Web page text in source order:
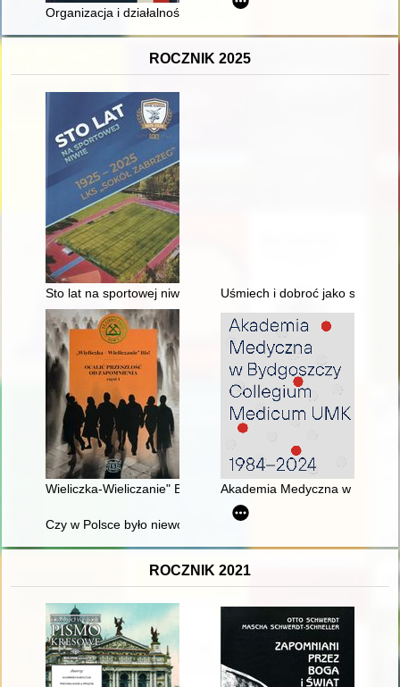
Organizacja i działalność wybranych placówek attachatów
ROCZNIK 2025
Sto lat na sportowej niwie : LKS "Sokół Zabrzeg" 1925-2025
Uśmiech i dobroć jako sposób
Wieliczka-Wieliczanie" Bis! : ocalić przeszłość od
Akademia Medyczna w
Czy w Polsce było niewolnictwo? : debata zorganizowana
ROCZNIK 2021